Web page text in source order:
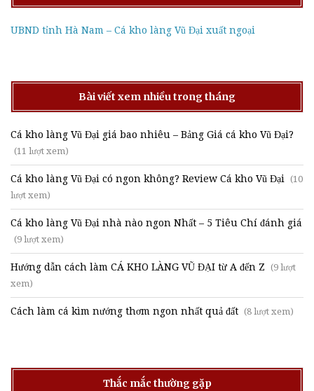
UBND tỉnh Hà Nam – Cá kho làng Vũ Đại xuất ngoại
Bài viết xem nhiều trong tháng
Cá kho làng Vũ Đại giá bao nhiêu – Bảng Giá cá kho Vũ Đại?
(11 lượt xem)
Cá kho làng Vũ Đại có ngon không? Review Cá kho Vũ Đại (10
lượt xem)
Cá kho làng Vũ Đại nhà nào ngon Nhất – 5 Tiêu Chí đánh giá
(9 lượt xem)
Hướng dẫn cách làm CÁ KHO LÀNG VŨ ĐẠI từ A đến Z (9 lượt
xem)
Cách làm cá kìm nướng thơm ngon nhất quả đất (8 lượt xem)
Thắc mắc thường gặp